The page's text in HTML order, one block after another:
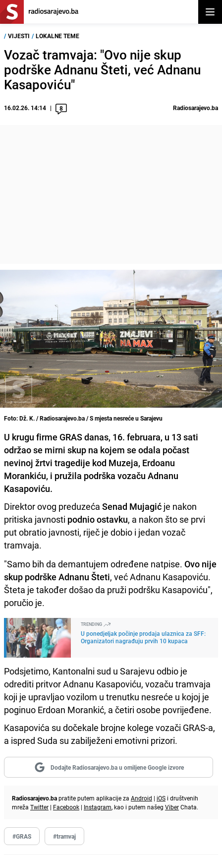
/ VIJESTI / LOKALNE TEME
Vozač tramvaja: "Ovo nije skup
podrške Adnanu Šteti, već Adnanu
Kasapoviću"
16.02.26. 14:14 8 Radiosarajevo.ba
Foto: Dž. K. / Radiosarajevo.ba / S mjesta nesreće u Sarajevu
U krugu firme GRAS danas, 16. februara, u 13 sati
održao se mirni skup na kojem se odala počast
nevinoj žrtvi tragedije kod Muzeja, Erdoanu
Morankiću, i pružila podrška vozaču Adnanu
Kasapoviću.
Direktor ovog preduzeća Senad Mujagić je nakon
pritiska javnosti podnio ostavku, a nakon što se prvi
put obratio javnosti, riječ je dobio i jedan vozač
tramvaja.
"Samo bih da demantujem određene natpise. Ovo nije
skup podrške Adnanu Šteti, već Adnanu Kasapoviću.
Šteta je također došao da pruži podršku Kasapoviću",
poručio je.
TRENDING
U ponedjeljak počinje prodaja ulaznica za SFF:
Organizatori nagrađuju prvih 10 kupaca
Podsjetimo, Kantonalni sud u Sarajevu odbio je
odrediti pritvor Adnanu Kasapoviću, vozaču tramvaja
koji je upravljao vozilom u trenutku nesreće u kojoj je
poginuo Erdoan Morankić, a četiri osobe povrijeđene.
Kasapovića su dočekale brojne kolege vozači GRAS-a,
a ispred Suda su zabilježeni emotivni prizori.
Dodajte Radiosarajevo.ba u omiljene Google izvore
Radiosarajevo.bapratite putem aplikacije za Android | iOS i društvenih
mreža Twitter | Facebook | Instagram, kao i putem našeg ViberChata.
#GRAS #tramvaj